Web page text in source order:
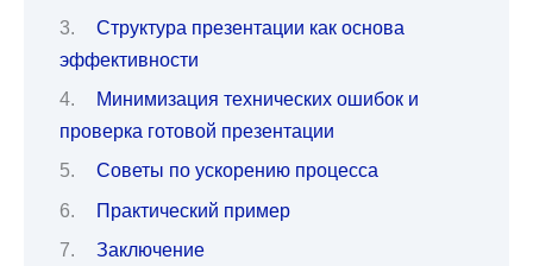
Структура презентации как основа
эффективности
Минимизация технических ошибок и
проверка готовой презентации
Советы по ускорению процесса
Практический пример
Заключение